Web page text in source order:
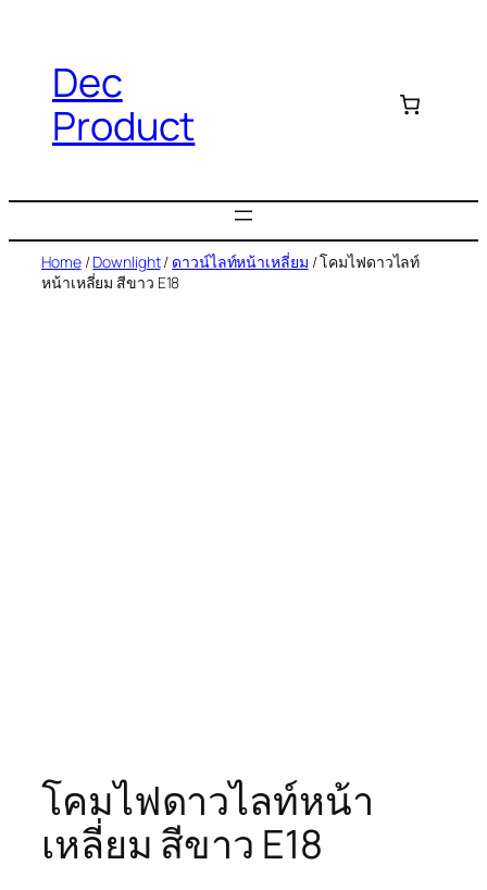
Dec
Product
Home/Downlight/ ดาวน์ไลท์หน้าเหลี่ยม / โคมไฟดาวไลท์
หน้าเหลี่ยม สีขาว E18
โคมไฟดาวไลท์หน้า
เหลี่ยม สีขาว E18